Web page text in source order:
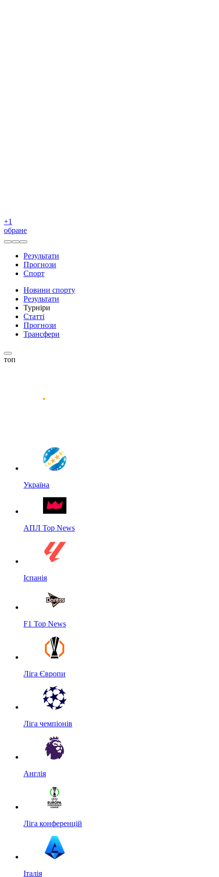
+1
обране
Результати
Прогнози
Спорт
Новини спорту
Результати
Турніри
Статті
Прогнози
Трансфери
топ
Україна
АПЛ Top News
Іспанія
F1 Top News
Ліга Європи
Ліга чемпіонів
Англія
Ліга конференцій
Італія